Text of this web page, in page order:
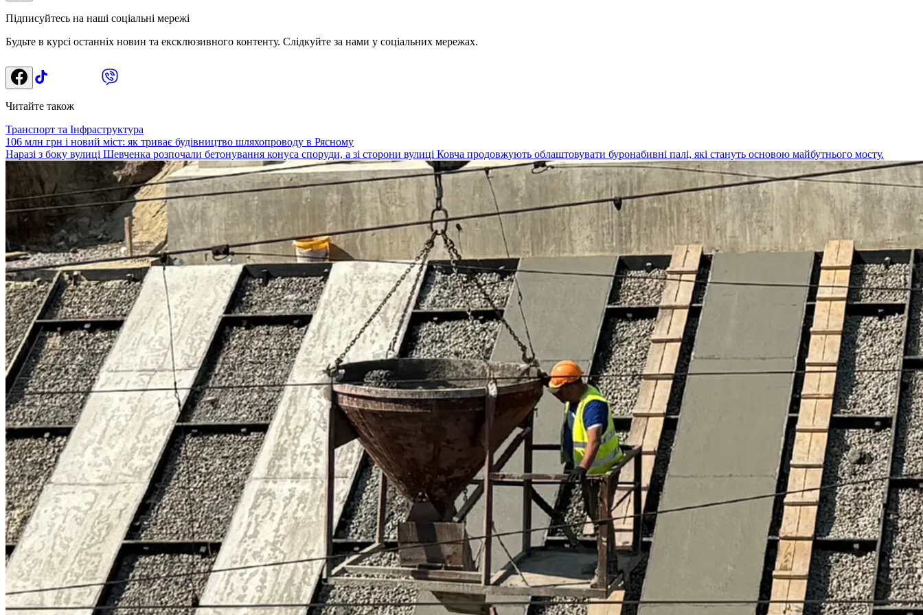
Підписуйтесь на наші соціальні мережі
Будьте в курсі останніх новин та ексклюзивного контенту. Слідкуйте за нами у соціальних мережах.
Читайте також
Транспорт та Інфраструктура
106 млн грн і новий міст: як триває будівництво шляхопроводу в Рясному
Наразі з боку вулиці Шевченка розпочали бетонування конуса споруди, а зі сторони вулиці Ковча продовжують облаштовувати буронабивні палі, які стануть основою майбутнього мосту.